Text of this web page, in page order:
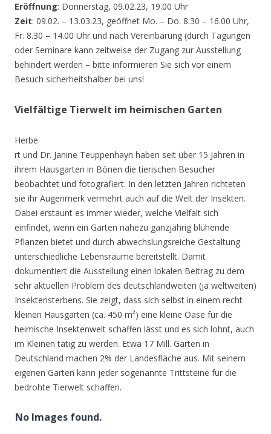
Eröffnung: Donnerstag, 09.02.23, 19.00 Uhr
Zeit: 09.02. – 13.03.23, geöffnet Mo. – Do. 8.30 – 16.00 Uhr,
Fr. 8.30 – 14.00 Uhr und nach Vereinbarung (durch Tagungen
oder Seminare kann zeitweise der Zugang zur Ausstellung
behindert werden – bitte informieren Sie sich vor einem
Besuch sicherheitshalber bei uns!
Vielfältige Tierwelt im heimischen Garten
Herbe
rt und Dr. Janine Teuppenhayn haben seit über 15 Jahren in
ihrem Hausgarten in Bönen die tierischen Besucher
beobachtet und fotografiert. In den letzten Jahren richteten
sie ihr Augenmerk vermehrt auch auf die Welt der Insekten.
Dabei erstaunt es immer wieder, welche Vielfalt sich
einfindet, wenn ein Garten nahezu ganzjährig blühende
Pflanzen bietet und durch abwechslungsreiche Gestaltung
unterschiedliche Lebensräume bereitstellt. Damit
dokumentiert die Ausstellung einen lokalen Beitrag zu dem
sehr aktuellen Problem des deutschlandweiten (ja weltweiten)
Insektensterbens. Sie zeigt, dass sich selbst in einem recht
kleinen Hausgarten (ca. 450 m²) eine kleine Oase für die
heimische Insektenwelt schaffen lässt und es sich lohnt, auch
im Kleinen tätig zu werden. Etwa 17 Mill. Gärten in
Deutschland machen 2% der Landesfläche aus. Mit seinem
eigenen Garten kann jeder sogenannte Trittsteine für die
bedrohte Tierwelt schaffen.
No Images found.